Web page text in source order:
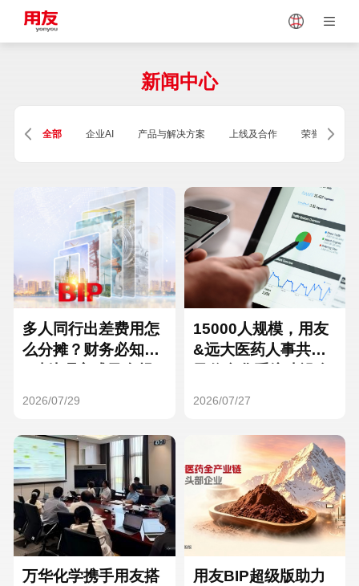
Vietnam
Singapore Malaysia
Thailand
Turkey
Hungary Mexico
Hong Kong Macau
新闻中心
全部 企业AI 产品与解决方案 上线及合作 荣誉及资质
多人同行出差费用怎
么分摊？财务必知的
2026/07/29
15000人规模，用友
&远大医药人事共享
2026/07/27
万华化学携手用友搭
用友BIP超级版助力